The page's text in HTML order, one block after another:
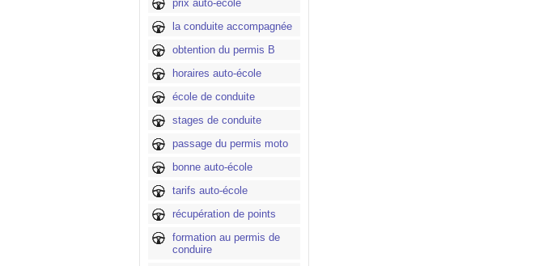
prix auto-école
la conduite accompagnée
obtention du permis B
horaires auto-école
école de conduite
stages de conduite
passage du permis moto
bonne auto-école
tarifs auto-école
récupération de points
formation au permis de
conduire